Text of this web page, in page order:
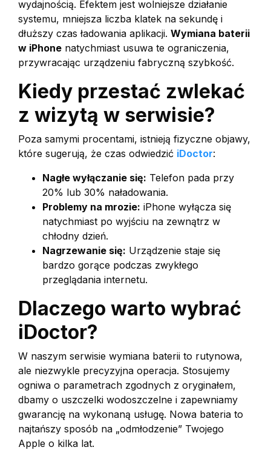
wydajnością. Efektem jest wolniejsze działanie
systemu, mniejsza liczba klatek na sekundę i
dłuższy czas ładowania aplikacji. Wymiana baterii
w iPhone natychmiast usuwa te ograniczenia,
przywracając urządzeniu fabryczną szybkość.
Kiedy przestać zwlekać
z wizytą w serwisie?
Poza samymi procentami, istnieją fizyczne objawy,
które sugerują, że czas odwiedzić iDoctor:
Nagłe wyłączanie się: Telefon pada przy
20% lub 30% naładowania.
Problemy na mrozie: iPhone wyłącza się
natychmiast po wyjściu na zewnątrz w
chłodny dzień.
Nagrzewanie się: Urządzenie staje się
bardzo gorące podczas zwykłego
przeglądania internetu.
Dlaczego warto wybrać
iDoctor?
W naszym serwisie wymiana baterii to rutynowa,
ale niezwykle precyzyjna operacja. Stosujemy
ogniwa o parametrach zgodnych z oryginałem,
dbamy o uszczelki wodoszczelne i zapewniamy
gwarancję na wykonaną usługę. Nowa bateria to
najtańszy sposób na „odmłodzenie” Twojego
Apple o kilka lat.